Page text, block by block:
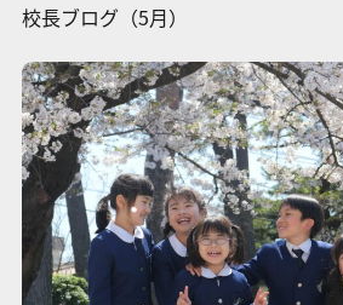
校長ブログ（5月）